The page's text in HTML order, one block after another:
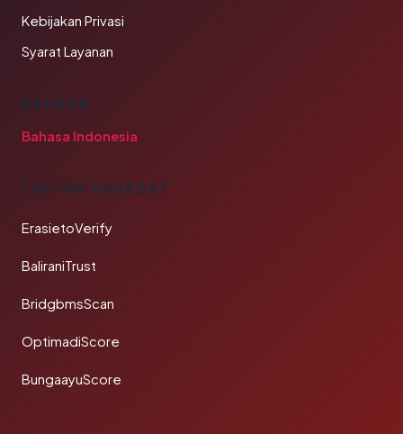
Kebijakan Privasi
Syarat Layanan
BAHASA
Bahasa Indonesia
TAUTAN SAHABAT
ErasietoVerify
BaliraniTrust
BridgbmsScan
OptimadiScore
BungaayuScore